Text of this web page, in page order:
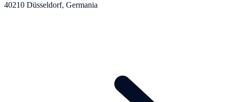
40210 Düsseldorf, Germania